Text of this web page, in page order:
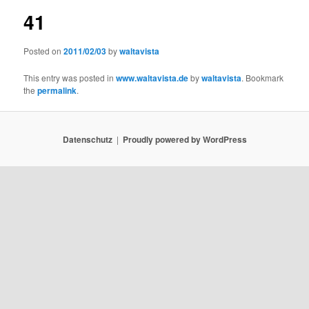
41
Posted on2011/02/03bywaltavista
This entry was posted inwww.waltavista.debywaltavista. Bookmark
thepermalink.
Datenschutz Proudly powered by WordPress